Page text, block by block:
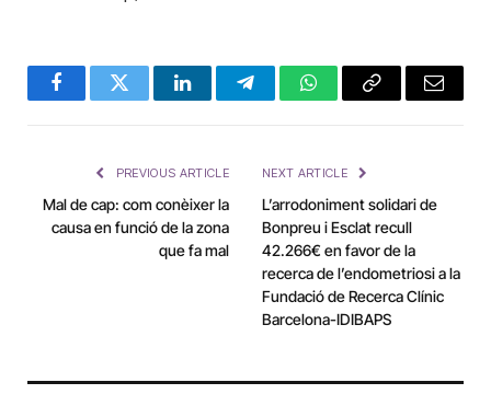
FacebookTwitter LinkedInTelegramWhatsAppCopy
Email
PREVIOUS ARTICLE
Mal de cap: com conèixer la
causa en funció de la zona
que fa mal
NEXT ARTICLE
L’arrodoniment solidari de
Bonpreu i Esclat recull
42.266€ en favor de la
recerca de l’endometriosi a la
Fundació de Recerca Clínic
Barcelona-IDIBAPS